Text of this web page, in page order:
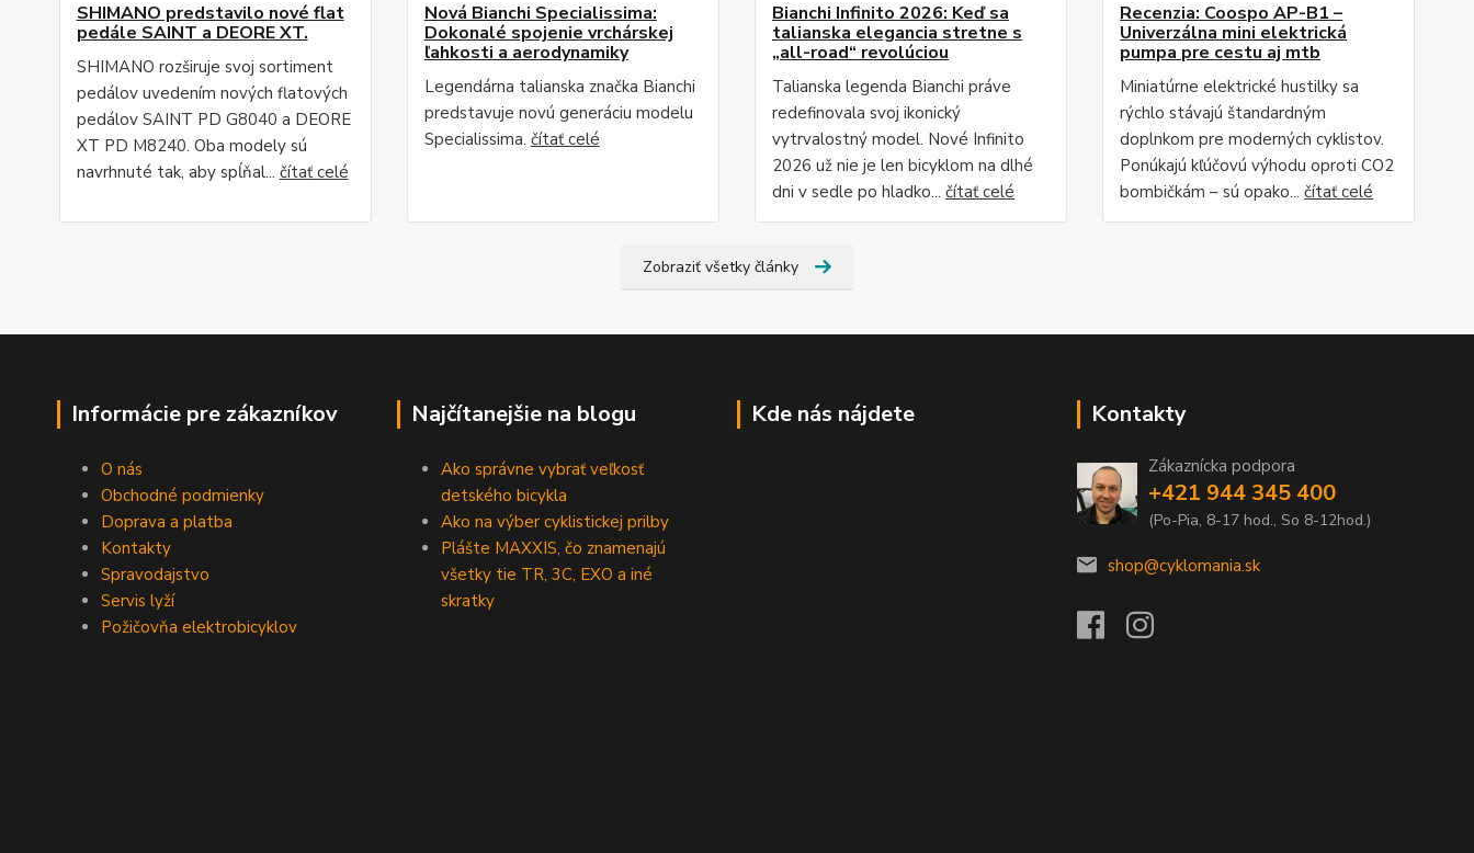
SHIMANO predstavilo nové flat
pedále SAINT a DEORE XT.
SHIMANO rozširuje svoj sortiment
pedálov uvedením nových flatových
pedálov SAINT PD G8040 a DEORE
XT PD M8240. Oba modely sú
navrhnuté tak, aby spĺňal... čítať celé
Nová Bianchi Specialissima:
Dokonalé spojenie vrchárskej
ľahkosti a aerodynamiky
Legendárna talianska značka Bianchi
predstavuje novú generáciu modelu
Specialissima. čítať celé
Bianchi Infinito 2026: Keď sa
talianska elegancia stretne s
„all-road“ revolúciou
Talianska legenda Bianchi práve
redefinovala svoj ikonický
vytrvalostný model. Nové Infinito
2026 už nie je len bicyklom na dlhé
dni v sedle po hladko... čítať celé
Recenzia: Coospo AP-B1 –
Univerzálna mini elektrická
pumpa pre cestu aj mtb
Miniatúrne elektrické hustilky sa
rýchlo stávajú štandardným
doplnkom pre moderných cyklistov.
Ponúkajú kľúčovú výhodu oproti CO2
bombičkám – sú opako...čítať celé
Zobraziť všetky články
Informácie pre zákazníkov
O nás
Obchodné podmienky
Doprava a platba
Kontakty
Spravodajstvo
Servis lyží
Požičovňa elektrobicyklov
Najčítanejšie na blogu
Ako správne vybrať veľkosť
detského bicykla
Ako na výber cyklistickej prilby
Plášte MAXXIS, čo znamenajú
všetky tie TR, 3C, EXO a iné
skratky
Kde nás nájdete Kontakty
Zákaznícka podpora
+421 944 345 400
(Po-Pia, 8-17 hod., So 8-12hod.)
shop@cyklomania.sk